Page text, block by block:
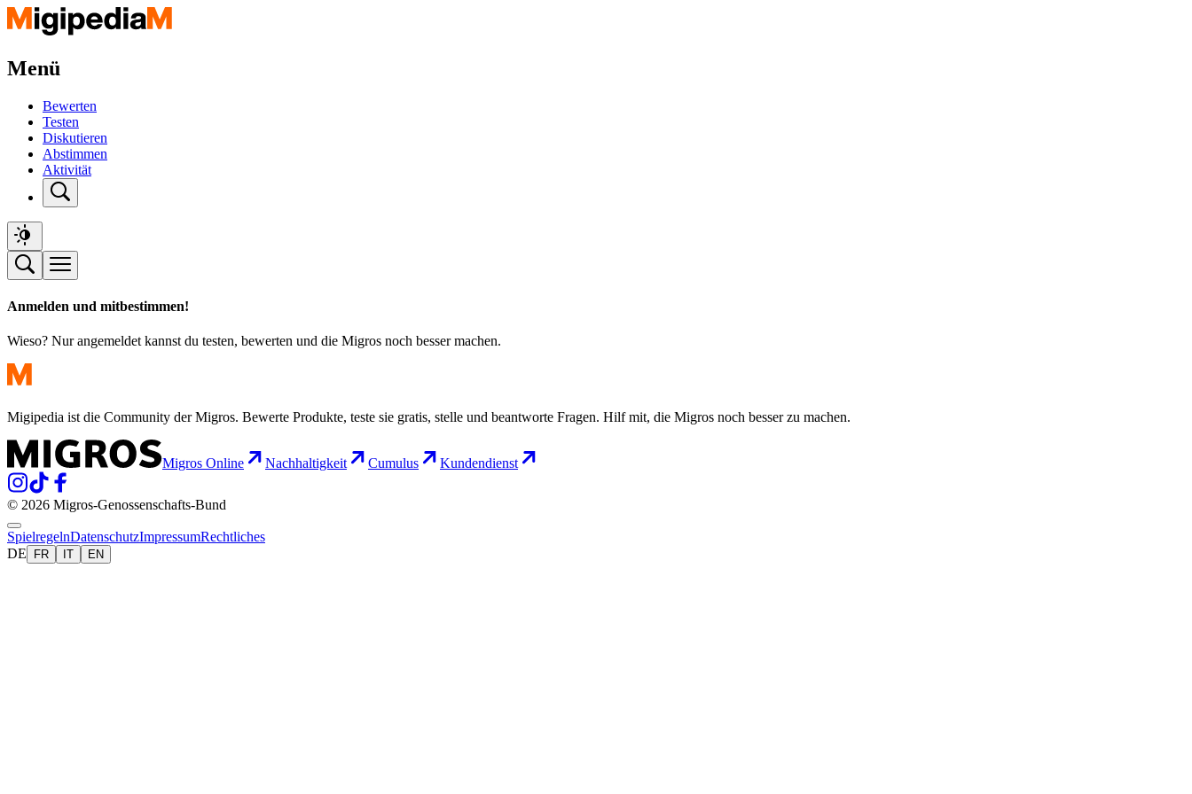
Menü
Bewerten
Testen
Diskutieren
Abstimmen
Aktivität
Anmelden und mitbestimmen!
Wieso? Nur angemeldet kannst du testen, bewerten und die Migros noch besser machen.
Migipedia ist die Community der Migros. Bewerte Produkte, teste sie gratis, stelle und beantworte Fragen. Hilf mit, die Migros noch besser zu machen.
Migros Online Nachhaltigkeit Cumulus Kundendienst
© 2026 Migros-Genossenschafts-Bund
SpielregelnDatenschutzImpressumRechtliches
DE
FR IT EN